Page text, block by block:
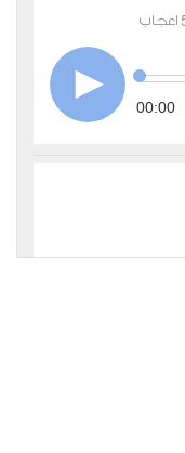
اعجاب
00:00